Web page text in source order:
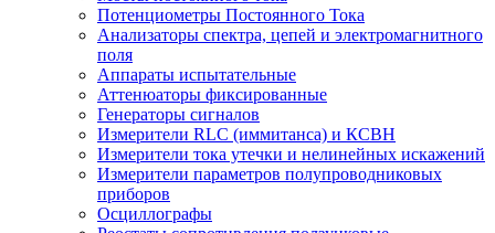
Потенциометры Постоянного Тока
Анализаторы спектра, цепей и электромагнитного
поля
Аппараты испытательные
Аттенюаторы фиксированные
Генераторы сигналов
Измерители RLC (иммитанса) и КСВН
Измерители тока утечки и нелинейных искажений
Измерители параметров полупроводниковых
приборов
Осциллографы